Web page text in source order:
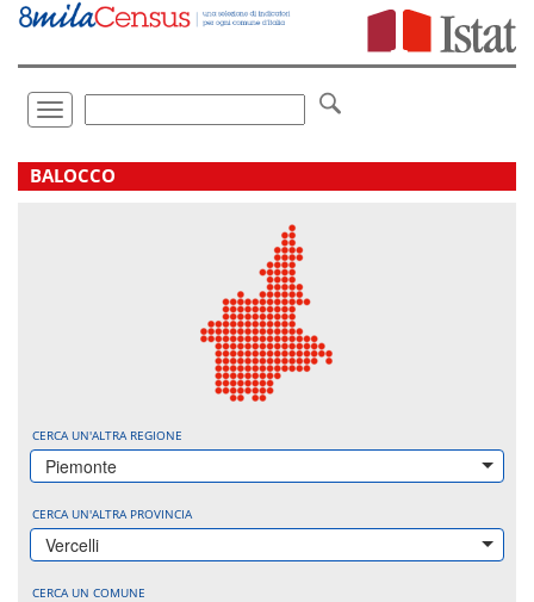
Vai
direttamente
Toggle
navigation
.
BALOCCO
CERCA UN'ALTRA REGIONE
Piemonte
CERCA UN'ALTRA PROVINCIA
Vercelli
CERCA UN COMUNE